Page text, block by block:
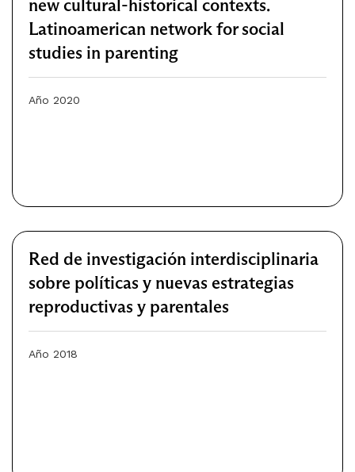
new cultural-historical contexts.
Latinoamerican network for social
studies in parenting
Año 2020
Red de investigación interdisciplinaria
sobre políticas y nuevas estrategias
reproductivas y parentales
Año 2018